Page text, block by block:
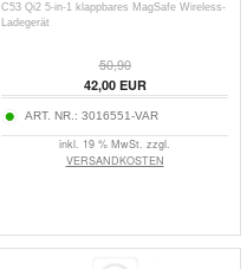
C53 Qi2 5-in-1 klappbares MagSafe Wireless-
Ladegerät
50,90
42,00EUR
ART. NR.: 3016551-VAR
inkl. 19 % MwSt. zzgl.
VERSANDKOSTEN